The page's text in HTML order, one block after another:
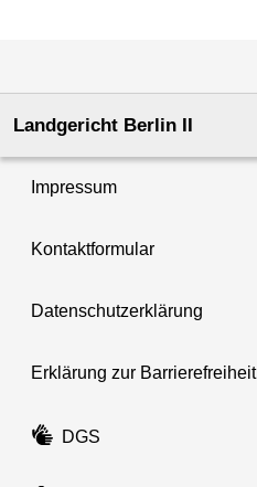
Landgericht Berlin II
Impressum
Kontaktformular
Datenschutzerklärung
Erklärung zur Barrierefreiheit
DGS